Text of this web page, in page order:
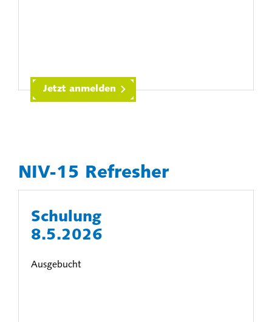
Jetzt anmelden
NIV-15 Refresher
Schulung
8.5.2026
Ausgebucht